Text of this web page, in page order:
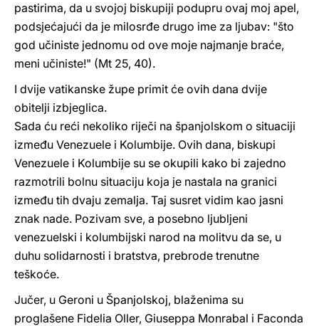
pastirima, da u svojoj biskupiji podupru ovaj moj apel,
podsjećajući da je milosrđe drugo ime za ljubav: "što
god učiniste jednomu od ove moje najmanje braće,
meni učiniste!" (Mt 25, 40).
I dvije vatikanske župe primit će ovih dana dvije
obitelji izbjeglica.
Sada ću reći nekoliko riječi na španjolskom o situaciji
između Venezuele i Kolumbije. Ovih dana, biskupi
Venezuele i Kolumbije su se okupili kako bi zajedno
razmotrili bolnu situaciju koja je nastala na granici
između tih dvaju zemalja. Taj susret vidim kao jasni
znak nade. Pozivam sve, a posebno ljubljeni
venezuelski i kolumbijski narod na molitvu da se, u
duhu solidarnosti i bratstva, prebrode trenutne
teškoće.
Jučer, u Geroni u Španjolskoj, blaženima su
proglašene Fidelia Oller, Giuseppa Monrabal i Faconda